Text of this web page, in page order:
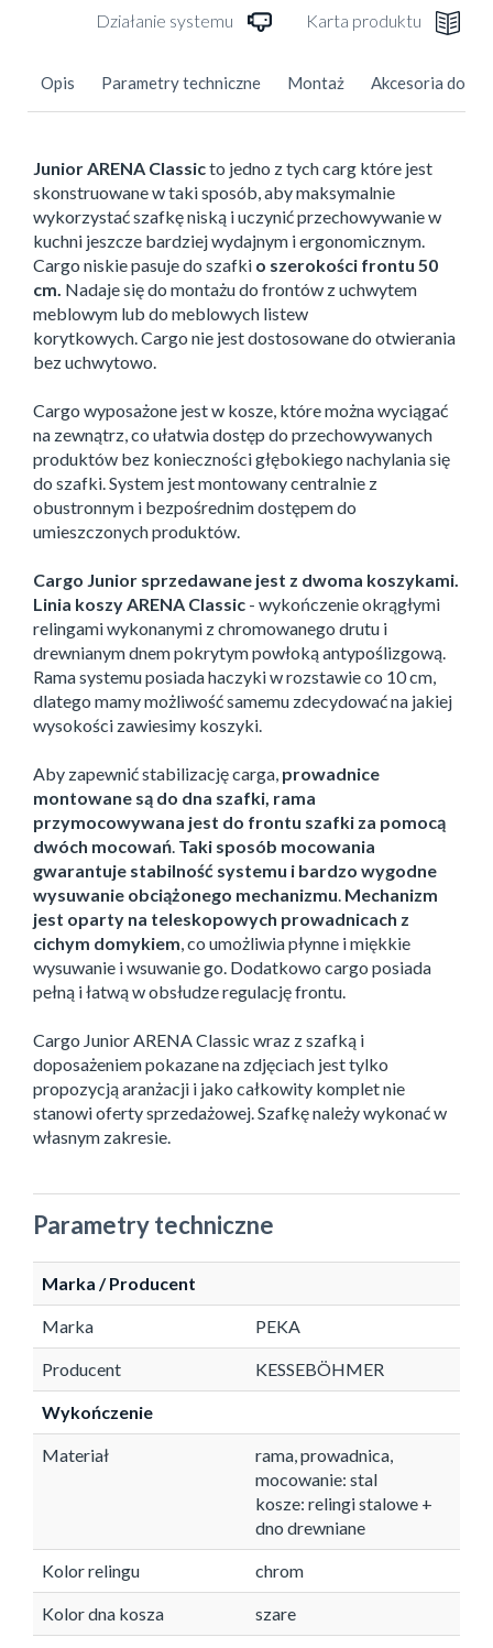
Karta produktu
Działanie systemu
Opis Parametry techniczne Montaż Akcesoria
Junior ARENA Classicto jedno z tych carg które jest
skonstruowane w taki sposób, aby maksymalnie
wykorzystać szafkę niską i uczynić przechowywanie w
kuchni jeszcze bardziej wydajnym i ergonomicznym.
Cargo niskie pasuje do szafki o szerokości frontu 50
cm. Nadaje się do montażu do frontów z uchwytem
meblowym lub do meblowych listew
korytkowych. Cargo nie jest dostosowane do otwierania
bez uchwytowo.
Cargo wyposażone jest w kosze, które można wyciągać
na zewnątrz, co ułatwia dostęp do przechowywanych
produktów bez konieczności głębokiego nachylania się
do szafki. System jest montowany centralnie z
obustronnym i bezpośrednim dostępem do
umieszczonych produktów.
Cargo Junior sprzedawane jest z dwoma koszykami.
Linia koszy ARENA Classic - wykończenie okrągłymi
relingami wykonanymi z chromowanego drutu i
drewnianym dnem pokrytym powłoką antypoślizgową.
Rama systemu posiada haczyki w rozstawie co 10 cm,
dlatego mamy możliwość samemu zdecydować na jakiej
wysokości zawiesimy koszyki.
Aby zapewnić stabilizację carga, prowadnice
montowane są do dna szafki, rama
przymocowywana jest do frontu szafki za pomocą
dwóch mocowań. Taki sposób mocowania
gwarantuje stabilność systemu i bardzo wygodne
wysuwanie obciążonego mechanizmu. Mechanizm
jest oparty na teleskopowych prowadnicach z
cichym domykiem, co umożliwia płynne i miękkie
wysuwanie i wsuwanie go. Dodatkowo cargo posiada
pełną i łatwą w obsłudze regulację frontu.
Cargo Junior ARENA Classic wraz z szafką i
doposażeniem pokazane na zdjęciach jest tylko
propozycją aranżacji i jako całkowity komplet nie
stanowi oferty sprzedażowej. Szafkę należy wykonać w
własnym zakresie.
Parametry techniczne
Marka / Producent
Marka PEKA
Producent KESSEBÖHMER
Wykończenie
Materiał
rama, prowadnica,
mocowanie: stal
kosze: relingi stalowe +
dno drewniane
Kolor relingu chrom
Kolor dna kosza szare